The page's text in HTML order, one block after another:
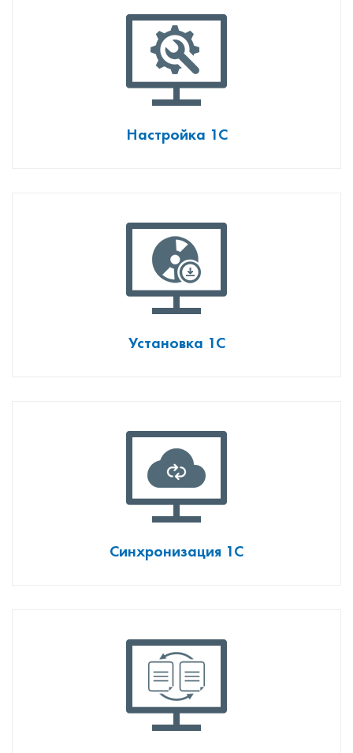
Настройка 1С
Установка 1С
Синхронизация 1С